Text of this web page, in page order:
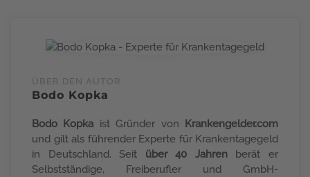
ÜBER DEN AUTOR
Bodo Kopka
Bodo Kopka ist Gründer von
Krankengelder.com
und gilt als führender Experte für Krankentagegeld
in Deutschland. Seit über 40 Jahrenberät er
Selbstständige, Freiberufler und GmbH-